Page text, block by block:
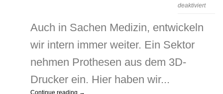
deaktiviertfür
Auch in Sachen Medizin, entwickeln
wir intern immer weiter. Ein Sektor
nehmen Prothesen aus dem 3D-
Drucker ein. Hier haben wir...
Continue reading →